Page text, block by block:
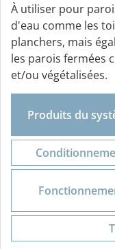
À utiliser pour
d'eau comme les
planchers, mais
les parois fermées
et/ou végétalisées.
Produits du